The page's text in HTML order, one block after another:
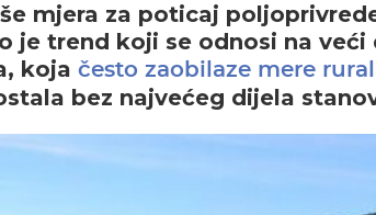
mjera za poticaj
je trend koji se odnosi na
koja često zaobilaze mere
bez najvećeg dijela